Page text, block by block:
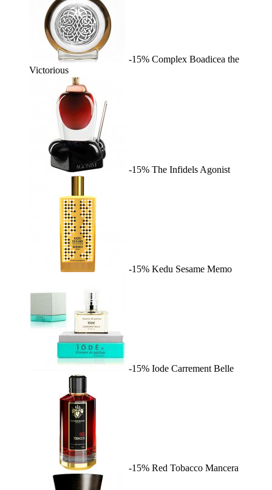
-15% Complex Boadicea the
Victorious
-15% The Infidels Agonist
-15% Kedu Sesame Memo
-15% Iode Carrement Belle
-15% Red Tobacco Mancera